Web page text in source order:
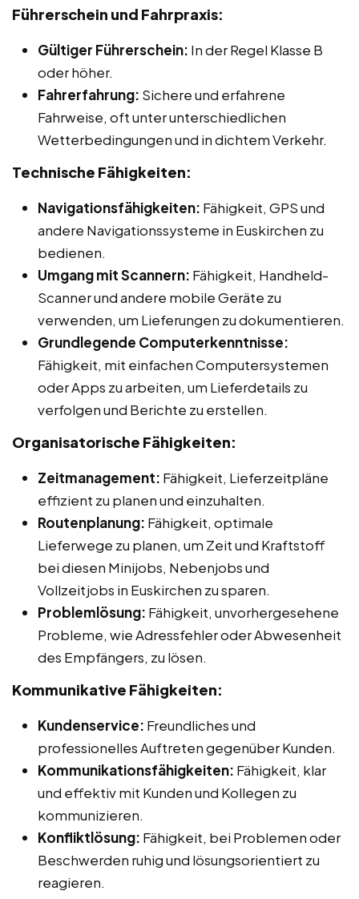
Führerschein und Fahrpraxis:
Gültiger Führerschein: In der Regel Klasse B
oder höher.
Fahrerfahrung: Sichere und erfahrene
Fahrweise, oft unter unterschiedlichen
Wetterbedingungen und in dichtem Verkehr.
Technische Fähigkeiten:
Navigationsfähigkeiten: Fähigkeit, GPS und
andere Navigationssysteme in Euskirchen zu
bedienen.
Umgang mit Scannern: Fähigkeit, Handheld-
Scanner und andere mobile Geräte zu
verwenden, um Lieferungen zu dokumentieren.
Grundlegende Computerkenntnisse:
Fähigkeit, mit einfachen Computersystemen
oder Apps zu arbeiten, um Lieferdetails zu
verfolgen und Berichte zu erstellen.
Organisatorische Fähigkeiten:
Zeitmanagement: Fähigkeit, Lieferzeitpläne
effizient zu planen und einzuhalten.
Routenplanung: Fähigkeit, optimale
Lieferwege zu planen, um Zeit und Kraftstoff
bei diesen Minijobs, Nebenjobs und
Vollzeitjobs in Euskirchen zu sparen.
Problemlösung: Fähigkeit, unvorhergesehene
Probleme, wie Adressfehler oder Abwesenheit
des Empfängers, zu lösen.
Kommunikative Fähigkeiten:
Kundenservice: Freundliches und
professionelles Auftreten gegenüber Kunden.
Kommunikationsfähigkeiten: Fähigkeit, klar
und effektiv mit Kunden und Kollegen zu
kommunizieren.
Konfliktlösung: Fähigkeit, bei Problemen oder
Beschwerden ruhig und lösungsorientiert zu
reagieren.